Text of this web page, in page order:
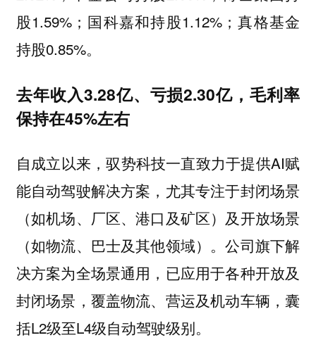
股1.59%；国科嘉和持股1.12%；真格基金
持股0.85%。
去年收入3.28亿、亏损2.30亿，毛利率
保持在45%左右
自成立以来，驭势科技一直致力于提供AI赋
能自动驾驶解决方案，尤其专注于封闭场景
（如机场、厂区、港口及矿区）及开放场景
（如物流、巴士及其他领域）。公司旗下解
决方案为全场景通用，已应用于各种开放及
封闭场景，覆盖物流、营运及机动车辆，囊
括L2级至L4级自动驾驶级别。